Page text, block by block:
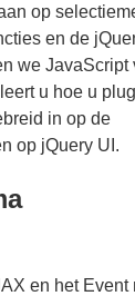
op
en de
we JavaScript
u hoe u
in op de
op jQuery UI.
en het Event